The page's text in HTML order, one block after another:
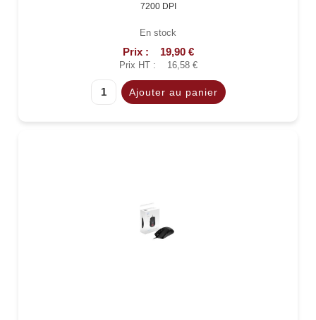
7200 DPI
En stock
Prix : 19,90 €
Prix HT : 16,58 €